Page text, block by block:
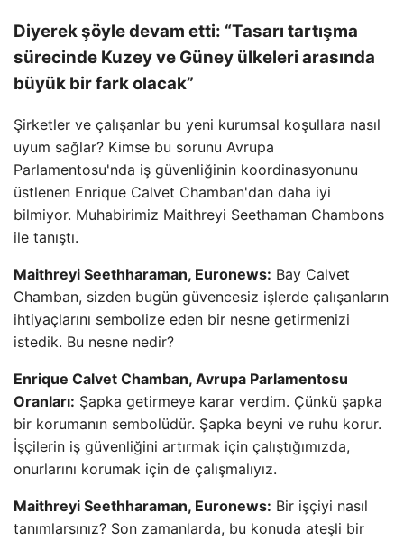
Diyerek şöyle devam etti: “Tasarı tartışma
sürecinde Kuzey ve Güney ülkeleri arasında
büyük bir fark olacak”
Şirketler ve çalışanlar bu yeni kurumsal koşullara nasıl
uyum sağlar? Kimse bu sorunu Avrupa
Parlamentosu'nda iş güvenliğinin koordinasyonunu
üstlenen Enrique Calvet Chamban'dan daha iyi
bilmiyor. Muhabirimiz Maithreyi Seethaman Chambons
ile tanıştı.
Maithreyi Seethharaman, Euronews: Bay Calvet
Chamban, sizden bugün güvencesiz işlerde çalışanların
ihtiyaçlarını sembolize eden bir nesne getirmenizi
istedik. Bu nesne nedir?
Enrique Calvet Chamban, Avrupa Parlamentosu
Oranları: Şapka getirmeye karar verdim. Çünkü şapka
bir korumanın sembolüdür. Şapka beyni ve ruhu korur.
İşçilerin iş güvenliğini artırmak için çalıştığımızda,
onurlarını korumak için de çalışmalıyız.
Maithreyi Seethharaman, Euronews: Bir işçiyi nasıl
tanımlarsınız? Son zamanlarda, bu konuda ateşli bir